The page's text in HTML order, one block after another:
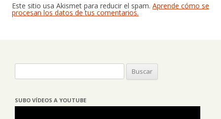
Este sitio usa Akismet para reducir el spam. Aprende cómo se
procesan los datos de tus comentarios.
SUBO VÍDEOS A YOUTUBE